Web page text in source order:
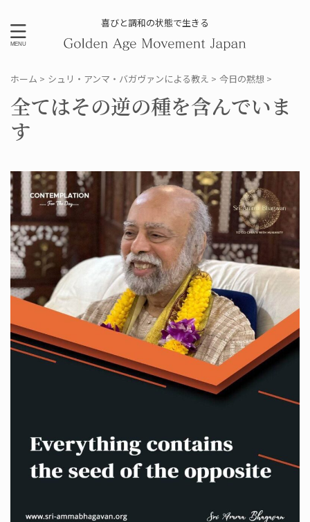
喜びと調和の状態で生きる
ホーム > シュリ・アンマ・バガヴァンによる教え > 今日の黙想 >
全てはその逆の種を含んでいま
す